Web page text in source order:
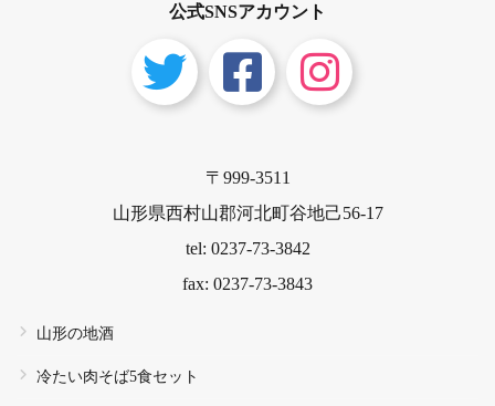
公式SNSアカウント
〒999-3511
山形県西村山郡河北町谷地己56-17
tel: 0237-73-3842
fax: 0237-73-3843
山形の地酒
冷たい肉そば5食セット